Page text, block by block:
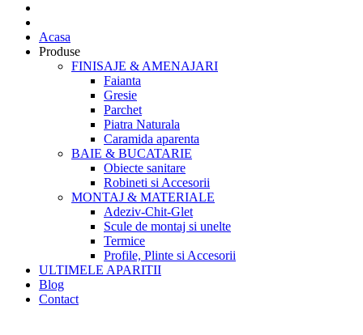
Acasa
Produse
FINISAJE & AMENAJARI
Faianta
Gresie
Parchet
Piatra Naturala
Caramida aparenta
BAIE & BUCATARIE
Obiecte sanitare
Robineti si Accesorii
MONTAJ & MATERIALE
Adeziv-Chit-Glet
Scule de montaj si unelte
Termice
Profile, Plinte si Accesorii
ULTIMELE APARITII
Blog
Contact